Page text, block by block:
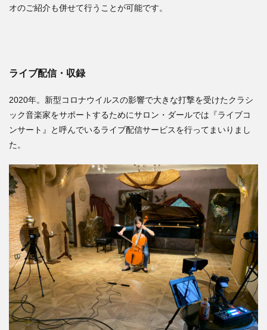
オのご紹介も併せて行うことが可能です。
ライブ配信・収録
2020年。新型コロナウイルスの影響で大きな打撃を受けたクラシ
ック音楽家をサポートするためにサロン・ダールでは『ライブコ
ンサート』と呼んでいるライブ配信サービスを行ってまいりまし
た。